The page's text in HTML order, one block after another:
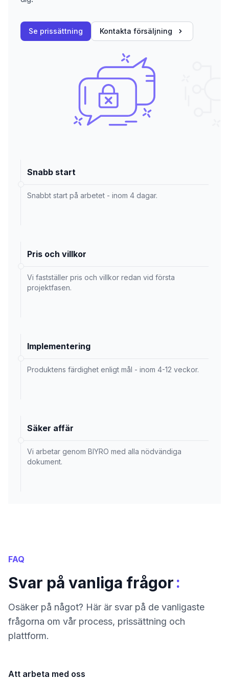
Se prissättning Kontakta försäljning
Snabb start
Snabbt start på arbetet - inom 4 dagar.
Pris och villkor
Vi fastställer pris och villkor redan vid första
projektfasen.
Implementering
Produktens färdighet enligt mål - inom 4-12 veckor.
Säker affär
Vi arbetar genom BIYRO med alla nödvändiga
dokument.
FAQ
Svar på vanliga frågor:
Osäker på något? Här är svar på de vanligaste
frågorna om vår process, prissättning och
plattform.
Att arbeta med oss